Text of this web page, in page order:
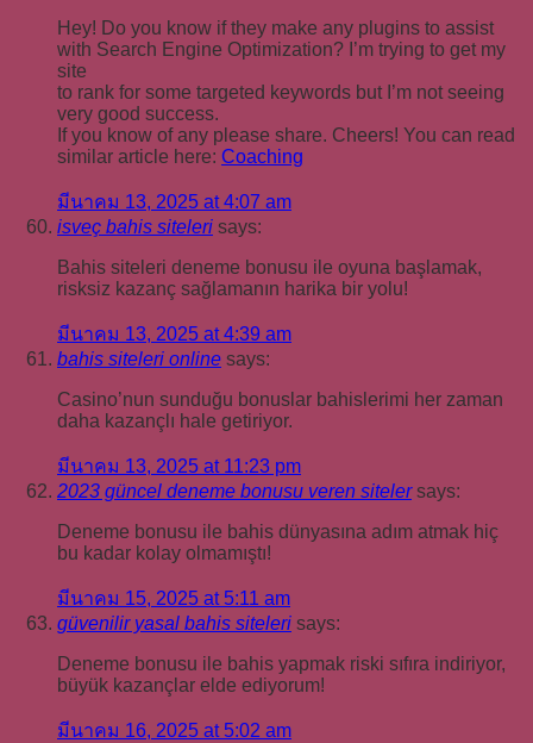
Hey! Do you know if they make any plugins to assist
with Search Engine Optimization? I’m trying to get my
site
to rank for some targeted keywords but I’m not seeing
very good success.
If you know of any please share. Cheers! You can read
similar article here: Coaching
มีนาคม 13, 2025 at 4:07 am
isveç bahis siteleri says:
Bahis siteleri deneme bonusu ile oyuna başlamak,
risksiz kazanç sağlamanın harika bir yolu!
มีนาคม 13, 2025 at 4:39 am
bahis siteleri online says:
Casino’nun sunduğu bonuslar bahislerimi her zaman
daha kazançlı hale getiriyor.
มีนาคม 13, 2025 at 11:23 pm
2023 güncel deneme bonusu veren siteler says:
Deneme bonusu ile bahis dünyasına adım atmak hiç
bu kadar kolay olmamıştı!
มีนาคม 15, 2025 at 5:11 am
güvenilir yasal bahis siteleri says:
Deneme bonusu ile bahis yapmak riski sıfıra indiriyor,
büyük kazançlar elde ediyorum!
มีนาคม 16, 2025 at 5:02 am